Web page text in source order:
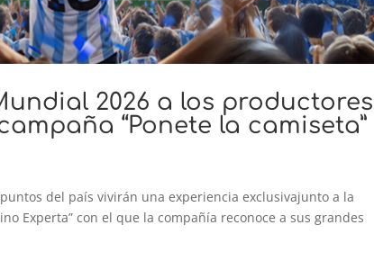
2026 a los productores
“Ponete la camiseta”
del país vivirán una experiencia exclusivajunto a la
Experta” con el que la compañía reconoce a sus grandes